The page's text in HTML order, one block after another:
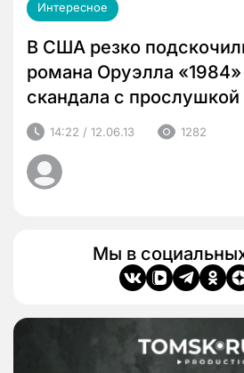
Интересное
В США резко
романа Оруэлла
скандала с прослушкой
14:22 / 12.06.13 1282
Мы в